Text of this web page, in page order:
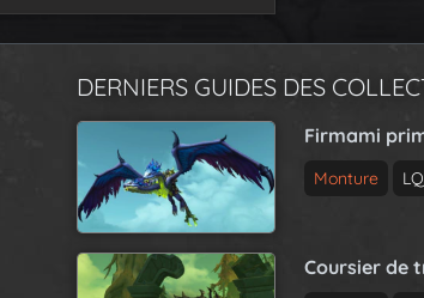
DERNIERS GUIDES DES
Firmami
Monture
Coursier de